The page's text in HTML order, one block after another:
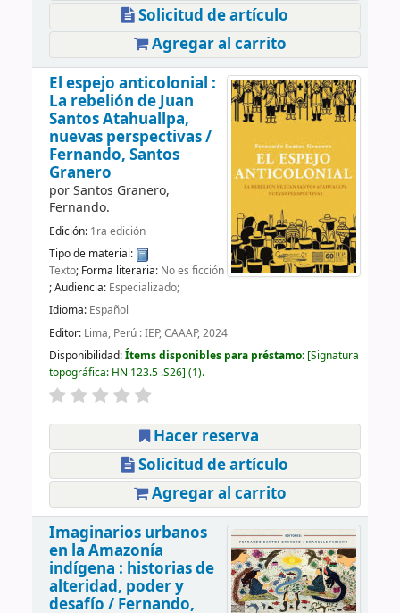
Solicitud de artículo
Agregar al carrito
El espejo anticolonial :
La rebelión de Juan
Santos Atahuallpa,
nuevas perspectivas /
Fernando, Santos
Granero
porSantos Granero,
Fernando.
Edición: 1ra edición
Tipo de material:
Texto; Forma literaria: No es ficción
; Audiencia: Especializado;
Idioma: Español
Editor: Lima, Perú : IEP, CAAAP, 2024
Disponibilidad:Ítems disponibles para préstamo: Signatura
topográfica: HN 123.5 .S26 (1).
Hacer reserva
Solicitud de artículo
Agregar al carrito
Imaginarios urbanos
en la Amazonía
indígena : historias de
alteridad, poder y
desafío / Fernando,